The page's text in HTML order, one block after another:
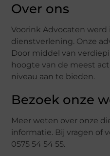
Over ons
Voorink Advocaten
dienstverlening. Onze
Door middel van
hoogte van de meest
niveau aan te bieden.
Bezoek onze
Meer weten over onze
informatie. Bij vragen of
0575 54 54 55.